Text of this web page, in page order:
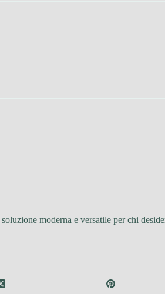
soluzione moderna e versatile per chi